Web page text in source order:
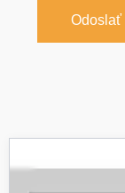
Odoslať